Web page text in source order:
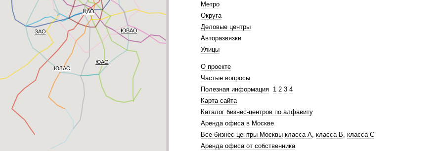
ЦАО
ЮЗАО
ЮАО
ЮВАО
ЗАО
Метро
Округа
Деловые центры
Авторазвязки
Улицы
О проекте
Частые вопросы
Полезная информация 1 2 3 4
Карта сайта
Каталог бизнес-центров по алфавиту
Аренда офиса в Москве
Все бизнес-центры Москвы класса А, класса В, класса С
Аренда офиса от собственника